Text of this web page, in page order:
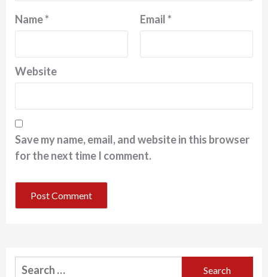
Name* Email*
Website
Save my name, email, and website in this browser
for the next time I comment.